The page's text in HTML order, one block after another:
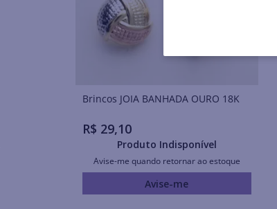
Brincos JOIA BANHADA OURO 18K
R$ 29,10
Produto Indisponível
Avise-me quando retornar ao estoque
Avise-me